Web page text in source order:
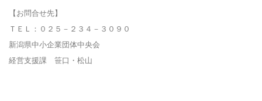
【お問合せ先】
ＴＥＬ：０２５－２３４－３０９０
新潟県中小企業団体中央会
経営支援課 笹口・松山